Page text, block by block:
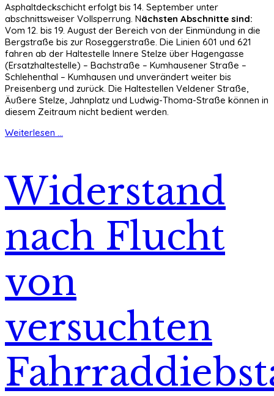
Asphaltdeckschicht erfolgt bis 14. September unter
abschnittsweiser Vollsperrung. Nächsten Abschnitte sind:
Vom 12. bis 19. August der Bereich von der Einmündung in die
Bergstraße bis zur Roseggerstraße. Die Linien 601 und 621
fahren ab der Haltestelle Innere Stelze über Hagengasse
(Ersatzhaltestelle) – Bachstraße – Kumhausener Straße –
Schlehenthal – Kumhausen und unverändert weiter bis
Preisenberg und zurück. Die Haltestellen Veldener Straße,
Äußere Stelze, Jahnplatz und Ludwig-Thoma-Straße können in
diesem Zeitraum nicht bedient werden.
Weiterlesen ...
Widerstand
nach Flucht
von
versuchten